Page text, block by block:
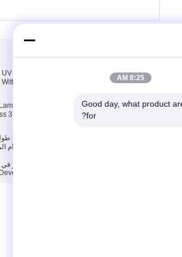
معلومات عنا
مراقبة الجودة
UV Nail Lamp
On / Off Switch
Lamp For Nail
370nm
8:25 AM
Good day, what product
for?